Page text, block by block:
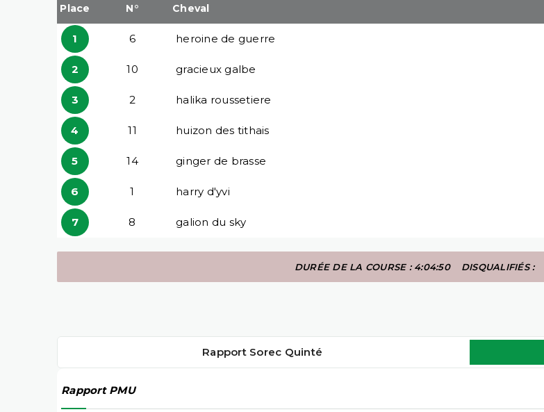
Place N° Cheval
1 6 heroine de guerre
2 10 gracieux galbe
3 2 halika roussetiere
4 11 huizon des tithais
5 14 ginger de brasse
6 1 harry d'yvi
7 8 galion du sky
DURÉE DE LA COURSE : 4:04:50 DISQUALIFIÉS
Rapport Sorec Quinté
Rapport PMU